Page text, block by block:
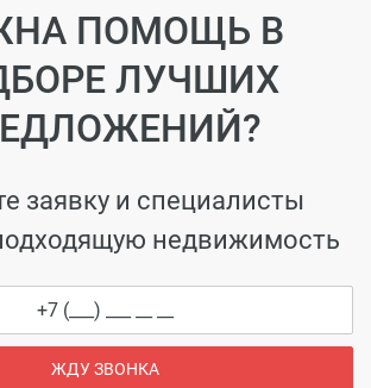
ПОМОЩЬ В
ЛУЧШИХ
заявку и специалисты
недвижимость
ЖДУ ЗВОНКА